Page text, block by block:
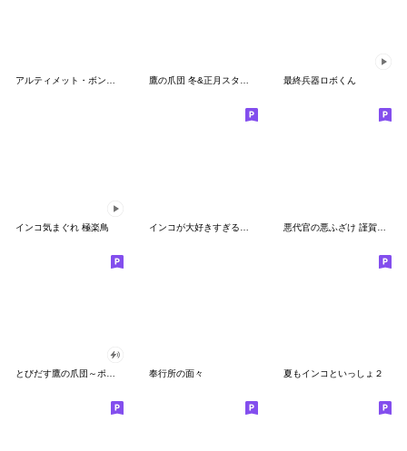
アルティメット・ボンバーオヤジ 鷹の爪団 冬&正月スタンプ 最終兵器ロボくん
インコ気まぐれ 極楽鳥 悪代官の悪ふざけ 謹賀新年編
奉行所の面々 夏もインコといっしょ２